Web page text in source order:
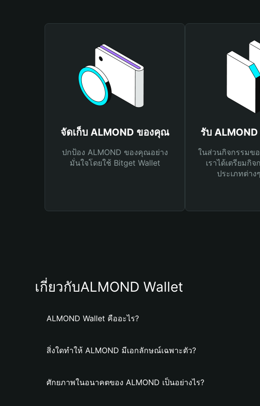
จัดเก็บ ALMOND ของคุณ
ปกป้อง ALMOND ของคุณอย่าง
มั่นใจโดยใช้ Bitget Wallet
รับ
ในส่วนกิจกรรมข
เราได้เตรียมกิ
ประเภทต่า
เกี่ยวกับALMOND Wallet
ALMOND Wallet คืออะไร?
สิ่งใดทำให้ ALMOND มีเอกลักษณ์เฉพาะตัว?
ศักยภาพในอนาคตของ ALMOND เป็นอย่างไร?